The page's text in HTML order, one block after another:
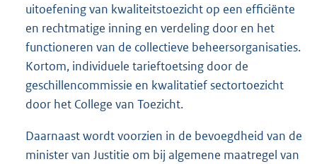
uitoefening van kwaliteitstoezicht op een efficiënte
en rechtmatige inning en verdeling door en het
functioneren van de collectieve beheersorganisaties.
Kortom, individuele tarieftoetsing door de
geschillencommissie en kwalitatief sectortoezicht
door het College van Toezicht.
Daarnaast wordt voorzien in de bevoegdheid van de
minister van Justitie om bij algemene maatregel van